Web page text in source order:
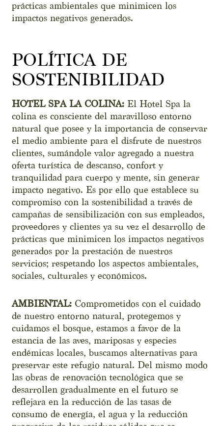
prácticas ambientales que minimicen los
impactos negativos generados.
POLÍTICA DE
SOSTENIBILIDAD
HOTEL SPA LA COLINA: El Hotel Spa la
colina es consciente del maravilloso entorno
natural que posee y la importancia de conservar
el medio ambiente para el disfrute de nuestros
clientes, sumándole valor agregado a nuestra
oferta turística de descanso, confort y
tranquilidad para cuerpo y mente, sin generar
impacto negativo. Es por ello que establece su
compromiso con la sostenibilidad a través de
campañas de sensibilización con sus empleados,
proveedores y clientes ya su vez el desarrollo de
prácticas que minimicen los impactos negativos
generados por la prestación de nuestros
servicios; respetando los aspectos ambientales,
sociales, culturales y económicos.
AMBIENTAL: Comprometidos con el cuidado
de nuestro entorno natural, protegemos y
cuidamos el bosque, estamos a favor de la
estancia de las aves, mariposas y especies
endémicas locales, buscamos alternativas para
preservar este refugio natural. Del mismo modo
las obras de renovación tecnológica que se
desarrollen gradualmente en el futuro se
reflejara en la reducción de las tasas de
consumo de energía, el agua y la reducción